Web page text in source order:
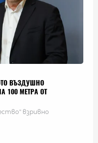
ВЪЗДУШНО
100 МЕТРА ОТ
взривно